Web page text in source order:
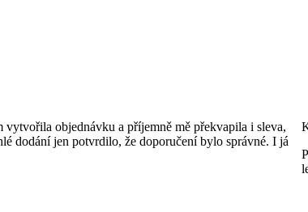
vytvořila objednávku a příjemně mě překvapila i sleva,
dodání jen potvrdilo, že doporučení bylo správné. I já